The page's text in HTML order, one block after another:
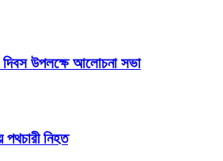
দিবস উপলক্ষে আলোচনা সভা
পথচারী নিহত